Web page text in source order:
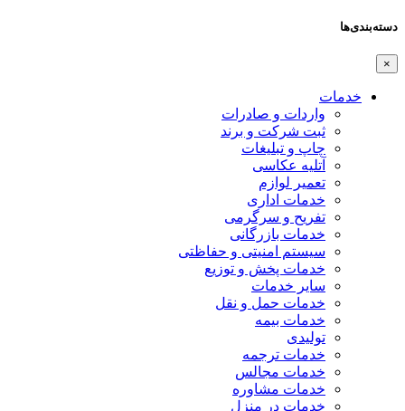
دسته‌بندی‌ها
×
خدمات
واردات و صادرات
ثبت شرکت و برند
چاپ و تبلیغات
آتلیه عکاسی
تعمیر لوازم
خدمات اداری
تفریح و سرگرمی
خدمات بازرگانی
سیستم امنیتی و حفاظتی
خدمات پخش و توزیع
سایر خدمات
خدمات حمل و نقل
خدمات بیمه
تولیدی
خدمات ترجمه
خدمات مجالس
خدمات مشاوره
خدمات در منزل